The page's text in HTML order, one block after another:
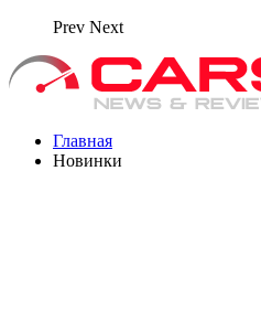
Prev Next
Главная
Новинки